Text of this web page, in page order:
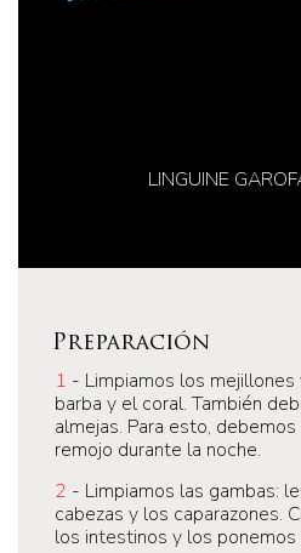
LINGUINE
Preparación
1 - Limpiamos los
barba y el coral. También
almejas. Para esto,
remojo durante la noche.
2 - Limpiamos las gambas:
cabezas y los caparazones.
los intestinos y los ponemos